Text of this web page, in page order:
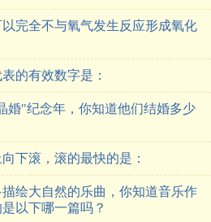
完全不与氧气发生反应形成氧化
的有效数字是：
婚"纪念年，你知道他们结婚多少
下滚，滚的最快的是：
绘大自然的乐曲，你知道音乐作
以下哪一篇吗？